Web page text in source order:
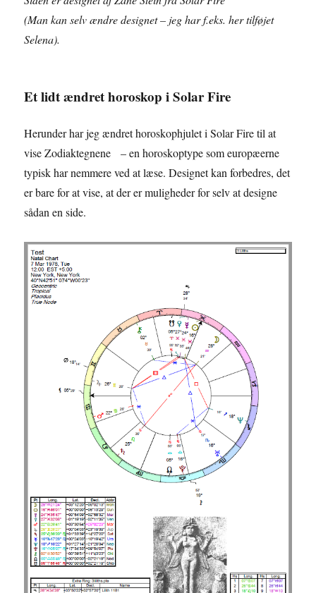
(Man kan selv ændre designet – jeg har f.eks. her tilføjet
Selena).
Et lidt ændret horoskop i Solar Fire
Herunder har jeg ændret horoskophjulet i Solar Fire til at
vise Zodiaktegnene – en horoskoptype som europæerne
typisk har nemmere ved at læse. Designet kan forbedres, det
er bare for at vise, at der er muligheder for selv at designe
sådan en side.